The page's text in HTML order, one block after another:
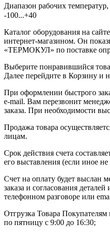
Диапазон рабочих
-100...+40
Каталог оборудования на
интернет-магазином. Он
«ТЕРМОКУЛ» по поставке
Выберите понравившийся
Далее перейдите в Корзину и
При оформлении быстрого
e-mail. Вам перезвонит
заказа. При необходимости
Продажа товара
лицам.
Срок действия счета
его выставления (если иное не
Счет на оплату будет выслан
заказа и согласования
телефонном разговоре или
Отгрузка Товара Покупателям
по пятницу с 9:00 до 16:30;